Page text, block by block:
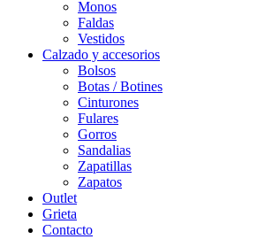
Monos
Faldas
Vestidos
Calzado y accesorios
Bolsos
Botas / Botines
Cinturones
Fulares
Gorros
Sandalias
Zapatillas
Zapatos
Outlet
Grieta
Contacto